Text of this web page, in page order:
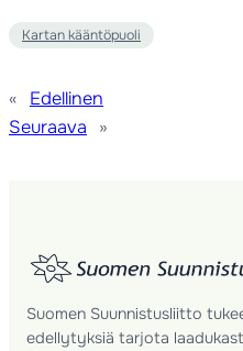
Kartan kääntöpuoli
«
Edellinen
Seuraava
»
Suomen Suunnistusliitto
edellytyksiä tarjota